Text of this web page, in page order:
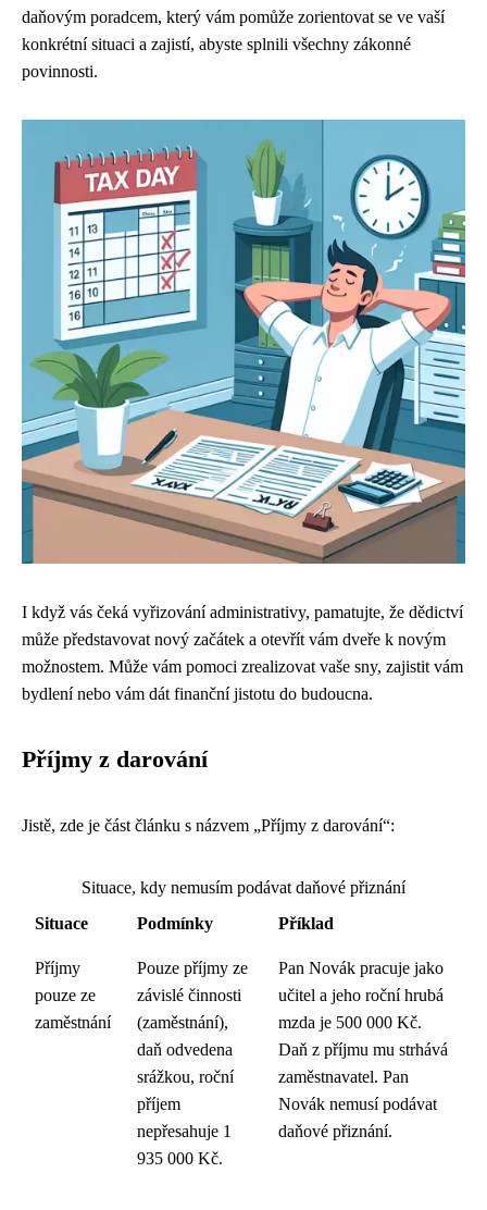
daňovým poradcem, který vám pomůže zorientovat se ve vaší
konkrétní situaci a zajistí, abyste splnili všechny zákonné
povinnosti.
I když vás čeká vyřizování administrativy, pamatujte, že dědictví
může představovat nový začátek a otevřít vám dveře k novým
možnostem. Může vám pomoci zrealizovat vaše sny, zajistit vám
bydlení nebo vám dát finanční jistotu do budoucna.
Příjmy z darování
Jistě, zde je část článku s názvem „Příjmy z darování“:
Situace, kdy nemusím podávat daňové přiznání
Situace
Podmínky Příklad
Příjmy
pouze ze
zaměstnání
Pouze příjmy ze
závislé činnosti
(zaměstnání),
daň odvedena
srážkou, roční
příjem
nepřesahuje 1
935 000 Kč.
Pan Novák pracuje jako
učitel a jeho roční hrubá
mzda je 500 000 Kč.
Daň z příjmu mu strhává
zaměstnavatel. Pan
Novák nemusí podávat
daňové přiznání.